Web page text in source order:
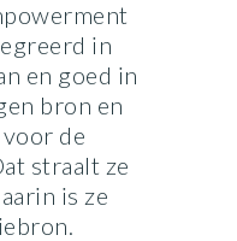
in
en goed in
bron en
de
straalt ze
is ze